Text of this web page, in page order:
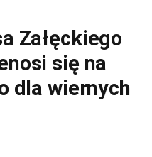
Załęckiego
się na
dla wiernych